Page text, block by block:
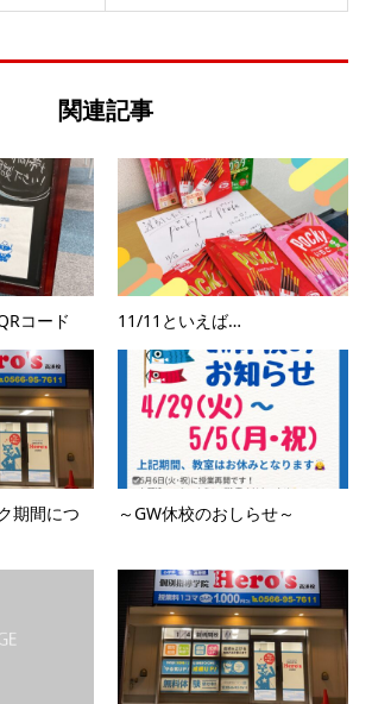
関連記事
コード 11/11といえば…
期間につ
～GW休校のおしらせ～